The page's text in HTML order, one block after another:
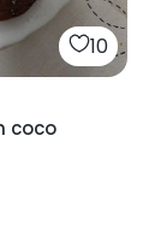
10
coco